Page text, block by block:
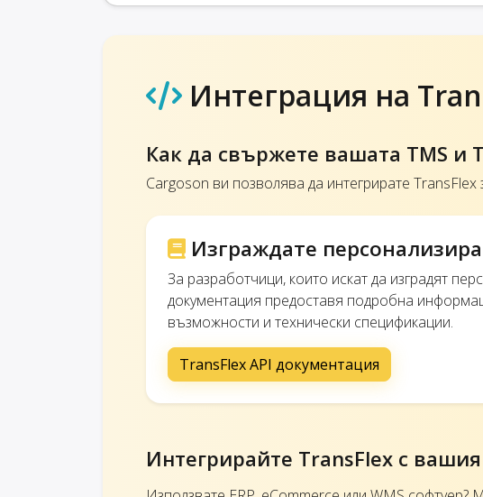
Интеграция на
Как да свържете вашата TMS и
Cargoson ви позволява да интегрирате
Изграждате
За разработчици, които искат да изградят
документация предоставя подробна
възможности и технически спецификации.
TransFlex API документация
Интегрирайте TransFlex с